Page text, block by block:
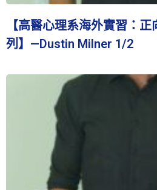
【高醫心理系海外實習：
列】—Dustin Milner 1/2